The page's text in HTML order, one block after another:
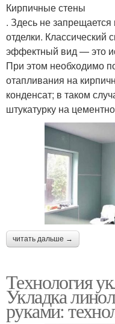
Кирпичные стены
. Здесь не
отделки. Классический
эффектный вид — это
При этом необходимо
отапливания на
конденсат; в таком
штукатурку на
читать дальше →
Технология
Укладка
руками: